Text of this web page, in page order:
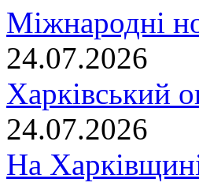
Міжнародні
24.07.2026
Харківський
24.07.2026
На